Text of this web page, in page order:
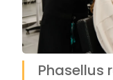
Phasellus